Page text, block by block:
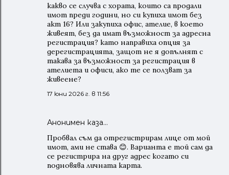
какво се случва с хората, които са продали
имот преди години, но си купиха имот без
акт 16? Или закупиха офис, ателие, в което
живеят, без да имат възможност за адресна
регистрация? като направиха опция за
дерегистрацията, защот не я допълнят с
такава за възможност за регистрация в
ателиета и офиси, ако те се ползват за
живеене?
17 юни 2026 г. в 11:56
Анонимен каза…
Пробвал съм да отрегистрирам лице от мой
имот, ами не става 😊. Варианта е той сам да
се регистрира на друг адрес когато си
подновява личната карта.